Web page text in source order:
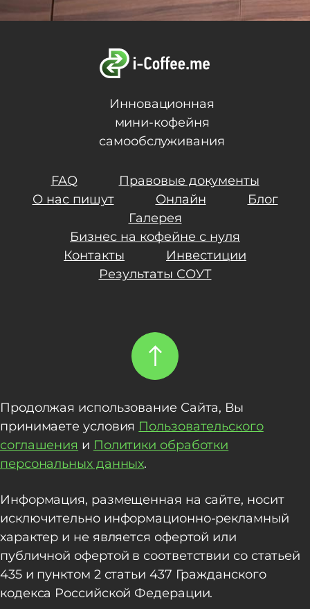
Инновационная
мини-кофейня
самообслуживания
FAQ
Правовые документы
О нас пишут
Онлайн
Блог
Галерея
Бизнес на кофейне с нуля
Контакты
Инвестиции
Результаты СОУТ
Продолжая использование Сайта, Вы
принимаете условия Пользовательского
соглашения и Политики обработки
персональных данных.
Информация, размещенная на сайте, носит
исключительно информационно-рекламный
характер и не является офертой или
публичной офертой в соответствии со статьей
435 и пунктом 2 статьи 437 Гражданского
кодекса Российской Федерации.